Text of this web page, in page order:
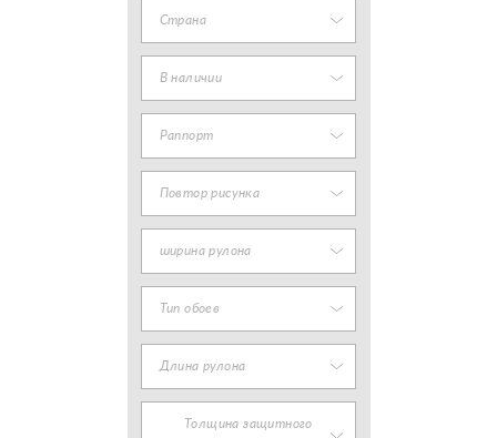
Страна
В наличии
Раппорт
Повтор рисунка
ширина рулона
Тип обоев
Длина рулона
Толщина защитного